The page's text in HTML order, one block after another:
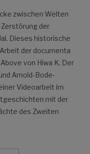
zwischen Welten
Zerstörung der
Dieses historische
der documenta
von Hiwa K. Der
Arnold-Bode-
Videoarbeit im
mit der
des Zweiten